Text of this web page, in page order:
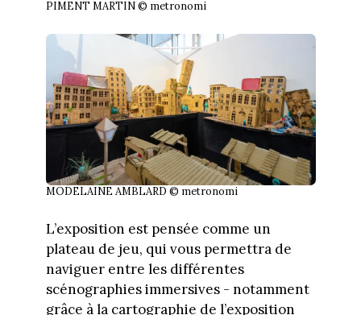
PIMENT MARTIN © metronomi
MODELAINE AMBLARD © metronomi
L’exposition est pensée comme un
plateau de jeu, qui vous permettra de
naviguer entre les différentes
scénographies immersives - notamment
grâce à la cartographie de l’exposition